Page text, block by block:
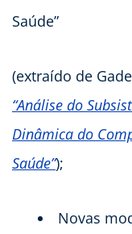
(extraído de
“Análise do
Dinâmica do
Saúde”);
Novas